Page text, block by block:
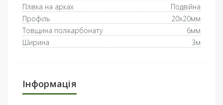
Плівка на арках
Подвійна
Профіль
20x20мм
Товщина полікарбонату
6мм
Ширина
3м
Інформація